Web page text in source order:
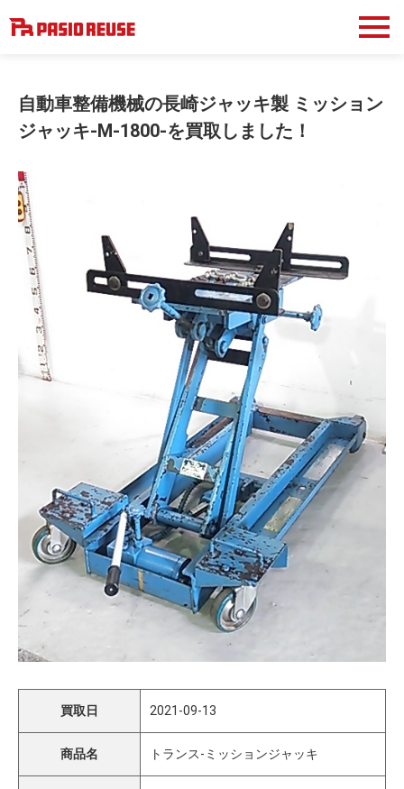
自動車整備機械の長崎ジャッキ製 ミッション
ジャッキ-M-1800-を買取しました！
買取日 2021-09-13
商品名 トランス-ミッションジャッキ